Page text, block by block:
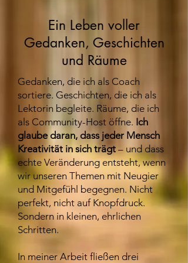
Ein Leben voller
Gedanken, Geschichten
und Räume
Gedanken, die ich als Coach
sortiere. Geschichten, die ich als
Lektorin begleite. Räume, die ich
als Community-Host öffne. Ich
glaube daran, dass jeder Mensch
Kreativität in sich trägt – und dass
echte Veränderung entsteht, wenn
wir unseren Themen mit Neugier
und Mitgefühl begegnen. Nicht
perfekt, nicht auf Knopfdruck.
Sondern in kleinen, ehrlichen
Schritten.
In meiner Arbeit fließen drei